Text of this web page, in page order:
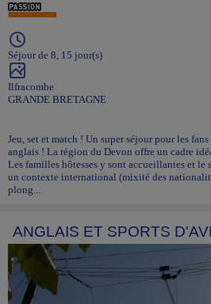
Séjour de 8, 15 jour(s)
Ilfracombe
GRANDE BRETAGNE
Jeu, set et match ! Un super séjour pour les
anglais ! La région du Devon offre un cadre
Les familles hôtesses y sont accueillantes et le
un contexte international (mixité des
plong...
ANGLAIS ET SPORTS